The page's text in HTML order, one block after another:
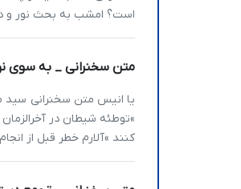
است؟ امشب به بحث نور و
متن سخنرانی _ به سوی نور (12)_
»توطئه شیطان در
کنند »آلارم خطر قبل از